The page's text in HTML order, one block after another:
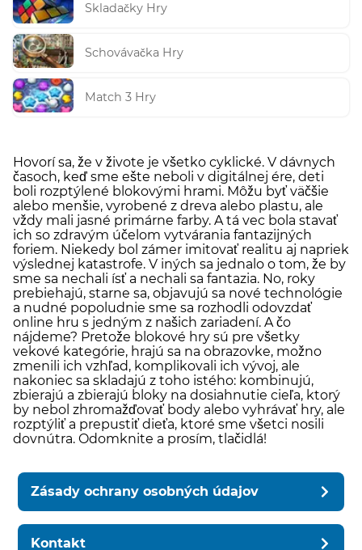
Skladačky Hry
Schovávačka Hry
Match 3 Hry
Hovorí sa, že v živote je všetko cyklické. V dávnych
časoch, keď sme ešte neboli v digitálnej ére, deti
boli rozptýlené blokovými hrami. Môžu byť väčšie
alebo menšie, vyrobené z dreva alebo plastu, ale
vždy mali jasné primárne farby. A tá vec bola stavať
ich so zdravým účelom vytvárania fantazijných
foriem. Niekedy bol zámer imitovať realitu aj napriek
výslednej katastrofe. V iných sa jednalo o tom, že by
sme sa nechali ísť a nechali sa fantazia. No, roky
prebiehajú, starne sa, objavujú sa nové technológie
a nudné popoludnie sme sa rozhodli odovzdať
online hru s jedným z našich zariadení. A čo
nájdeme? Pretože blokové hry sú pre všetky
vekové kategórie, hrajú sa na obrazovke, možno
zmenili ich vzhľad, komplikovali ich vývoj, ale
nakoniec sa skladajú z toho istého: kombinujú,
zbierajú a zbierajú bloky na dosiahnutie cieľa, ktorý
by nebol zhromažďovať body alebo vyhrávať hry, ale
rozptýliť a prepustiť dieťa, ktoré sme všetci nosili
dovnútra. Odomknite a prosím, tlačidlá!
Zásady ochrany osobných údajov
Kontakt